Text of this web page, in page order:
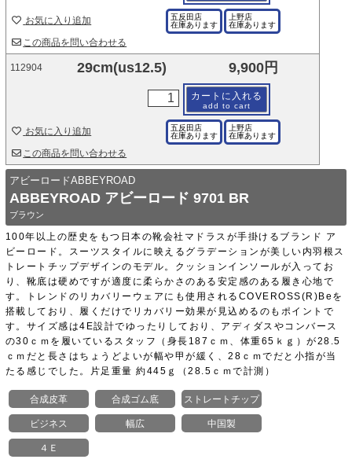
100年以上の歴史をもつ日本の靴会社マドラスが手掛けるブランド ア
ビーロード。スーツスタイルに映えるグラデーションが美しい内羽根ス
トレートチップデザインのモデル。クッションインソールが入ってお
り、靴底は硬めですが適度に柔らかさのある安定感のある履き心地で
す。トレンドのリカバリーウェアにも使用されるCOVEROSS(R)Beを
搭載しており、履くだけでリカバリー効果が見込めるのもポイントで
す。サイズ感は4E設計でゆったりしており、アディダスやコンバース
の30ｃｍを履いているスタッフ（身長187ｃｍ、体重65ｋｇ）が28.5
ｃｍだと長さはちょうどよいが幅や甲が緩く、28ｃｍでだと小指が当
たる感じでした。片足重量 約445ｇ（28.5ｃｍで計測）
合成皮革 合成ゴム底 ストレートチップ
ビジネス 幅広 中国製
４Ｅ
アビーロードABBEYROAD
ABBEYROAD アビーロード 9701 BR
ブラウン
五反田店
在庫あります
上野店
在庫あります
お気に入り追加
この商品を問い合わせる
112904 29cm(us12.5) 9,900円
カートに入れる
add to cart
五反田店
在庫あります
上野店
在庫あります
お気に入り追加
この商品を問い合わせる